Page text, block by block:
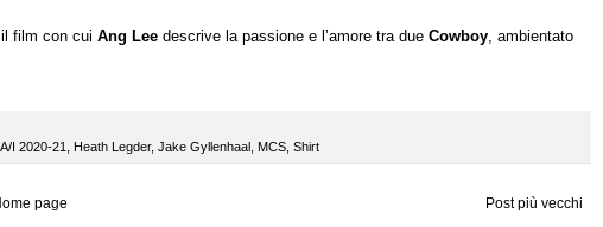
film con cui Ang Lee descrive la passione e l’amore tra due Cowboy, ambientato
I 2020-21 Heath Legder, Jake Gyllenhaal MCS Shirt
Post più vecchi
page